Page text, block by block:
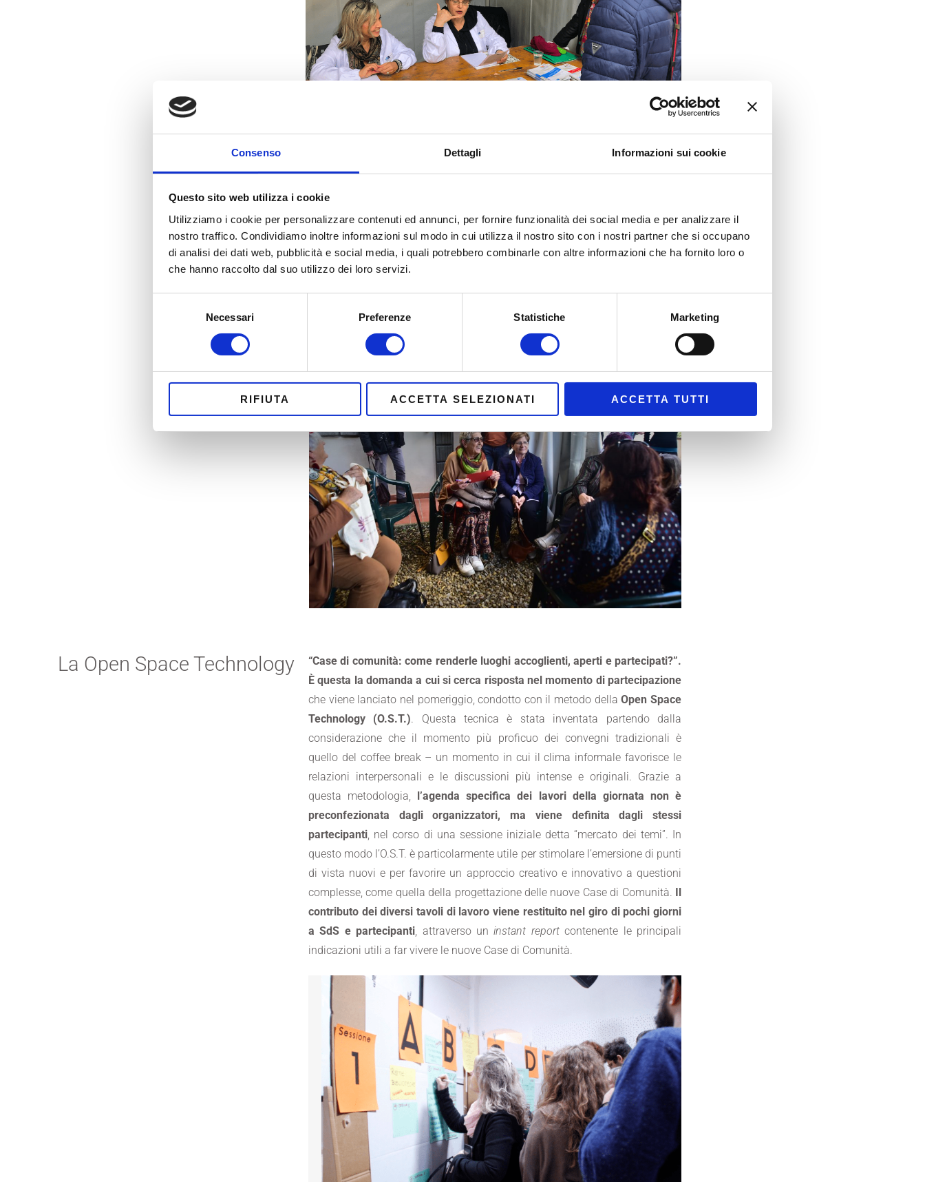
Consenso Dettagli Informazioni sui cookie
Questo sito web utilizza i cookie
Utilizziamo i cookie per personalizzare contenuti ed annunci, per fornire funzionalità dei social media e per analizzare il
nostro traffico. Condividiamo inoltre informazioni sul modo in cui utilizza il nostro sito con i nostri partner che si occupano
di analisi dei dati web, pubblicità e social media, i quali potrebbero combinarle con altre informazioni che ha fornito loro o
che hanno raccolto dal suo utilizzo dei loro servizi.
Necessari Preferenze Statistiche Marketing
RIFIUTA ACCETTA SELEZIONATI ACCETTA TUTTI
Il Crowdlab©​
Il Crowdlab© è una metodologia che serve a favorire l’ispirazione e il
coinvolgimento strutturato e interattivo di una vasta platea di partecipanti
coniugando alcuni aspetti tipici dei TED Talk e dei laboratori partecipativi.
Durante un Crowdlab© si alternanomomenti di presentazione di esperti/e,
accattivante, emomenti di confronto diretto tra partecipantiche, invece di
limitarsi ad ascoltare, sono chiamati a confrontarsi in piccoli gruppi per
formulare domande collettive
da fare agli esperti, e che troveranno risposta
in un breve secondo round. Un metodo che permette di andare oltre i limiti
dei convegni tradizionali, a tutto beneficio di chi parla e di chi ascolta.
La Open Space Technology
“Case di comunità: come renderle luoghi accoglienti, aperti e partecipati?”.
È questa la domanda a cui si cerca risposta nel momento di partecipazione
che viene lanciato nel pomeriggio, condotto con il metodo dellaOpen Space
Technology (O.S.T.). Questa tecnica è stata inventata partendo dalla
considerazione che il momento più proficuo dei convegni tradizionali è
quello del coffee break – un momento in cui il clima informale favorisce le
relazioni interpersonali e le discussioni più intense e originali. Grazie a
questa metodologia, l’agenda specifica dei lavori della giornata non è
preconfezionata dagli organizzatori, ma viene definita dagli stessi
partecipanti, nel corso di una sessione iniziale detta “mercato dei temi”. In
questo modo l’O.S.T. è particolarmente utile per stimolare l’emersione di punti
di vista nuovi e per favorire un approccio creativo e innovativo a questioni
complesse, come quella della progettazione delle nuove Case di Comunità. Il
contributo dei diversi tavoli di lavoro viene restituito nel giro di pochi giorni
a SdS e partecipanti, attraverso uninstant reportcontenente le principali
indicazioni utili a far vivere le nuove Case di Comunità.